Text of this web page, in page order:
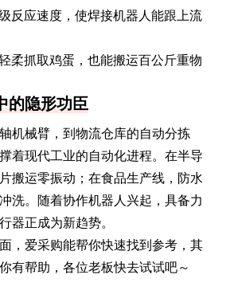
级反应速度，使焊接机器人能跟上流
轻柔抓取鸡蛋，也能搬运百公斤重物
的隐形功臣
机械臂，到物流仓库的自动分拣
着现代工业的自动化进程。在半导
搬运零振动；在食品生产线，防水
洗。随着协作机器人兴起，具备力
器正成为新趋势。
，爱采购能帮你快速找到参考，其
有帮助，各位老板快去试试吧～